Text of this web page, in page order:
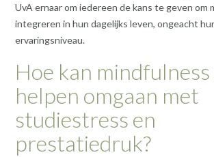
UvA ernaar om iedereen de kans te geven om
integreren in hun dagelijks leven, ongeacht
ervaringsniveau.
Hoe kan mindfulness
helpen omgaan met
studiestress en
prestatiedruk?